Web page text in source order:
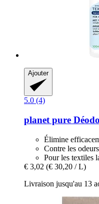
Ajouter
5.0 (4)
planet pure
Élimine
Contre les
Pour les textiles
€ 3,02 (€ 30,20 / L)
Livraison jusqu'au 13